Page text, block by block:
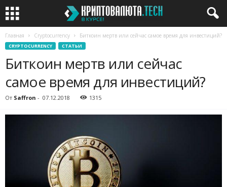
Главная Cryptocurrency Биткоин мертв или сейчас самое время для инвестиций?
CRYPTOCURRENCY СТАТЬИ
Биткоин мертв или сейчас
самое время для инвестиций?
От Saffron - 07.12.2018 1315